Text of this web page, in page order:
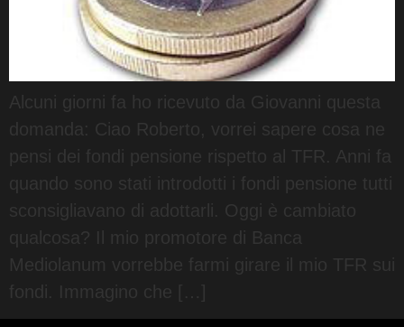
Alcuni giorni fa ho ricevuto da Giovanni questa
domanda: Ciao Roberto, vorrei sapere cosa ne
pensi dei fondi pensione rispetto al TFR. Anni fa
quando sono stati introdotti i fondi pensione tutti
sconsigliavano di adottarli. Oggi è cambiato
qualcosa? Il mio promotore di Banca
Mediolanum vorrebbe farmi girare il mio TFR sui